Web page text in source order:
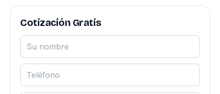
Cotización Gratis